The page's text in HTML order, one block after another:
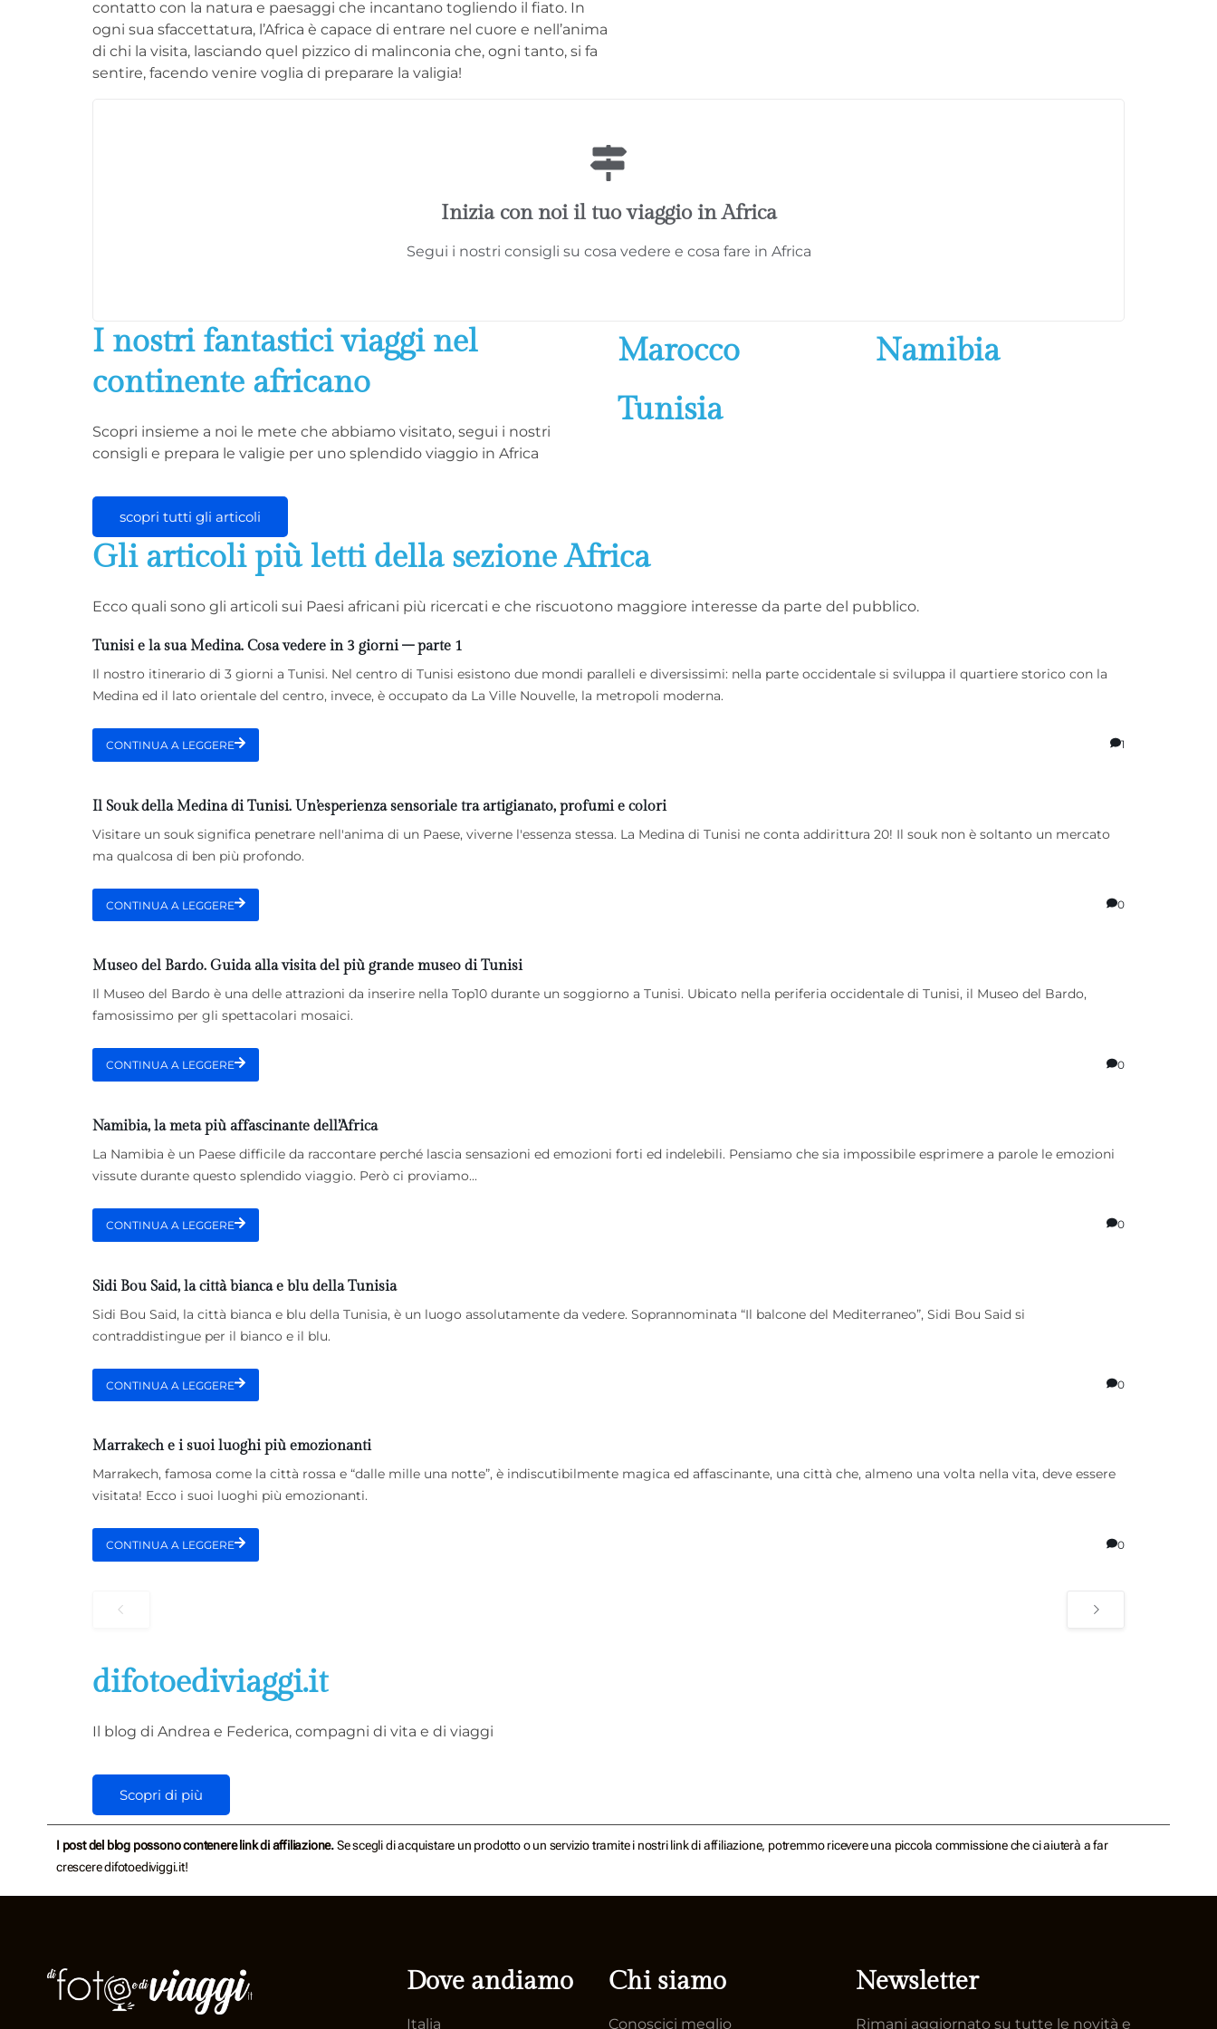
contatto con la natura e paesaggi che incantano togliendo il fiato. In
ogni sua sfaccettatura, l’Africa è capace di entrare nel cuore e nell’anima
di chi la visita, lasciando quel pizzico di malinconia che, ogni tanto, si fa
sentire, facendo venire voglia di preparare la valigia!
Inizia con noi il tuo viaggio in Africa
Segui i nostri consigli su cosa vedere e cosa fare in Africa
I nostri fantastici viaggi nel
continente africano
Scopri insieme a noi le mete che abbiamo visitato, segui i nostri
consigli e prepara le valigie per uno splendido viaggio in Africa
scopri tutti gli articoli
Marocco
Namibia
Tunisia
Gli articoli più letti della sezione Africa
Ecco quali sono gli articoli sui Paesi africani più ricercati e che riscuotono maggiore interesse da parte del pubblico.
Tunisi e la sua Medina. Cosa vedere in 3 giorni – parte 1
Il nostro itinerario di 3 giorni a Tunisi. Nel centro di Tunisi esistono due mondi paralleli e diversissimi: nella parte occidentale si sviluppa il quartiere storico con la
Medina ed il lato orientale del centro, invece, è occupato da La Ville Nouvelle, la metropoli moderna.
CONTINUA A LEGGERE 1
Il Souk della Medina di Tunisi. Un’esperienza sensoriale tra artigianato, profumi e colori
Visitare un souk significa penetrare nell'anima di un Paese, viverne l'essenza stessa. La Medina di Tunisi ne conta addirittura 20! Il souk non è soltanto un mercato
ma qualcosa di ben più profondo.
CONTINUA A LEGGERE 0
Museo del Bardo. Guida alla visita del più grande museo di Tunisi
Il Museo del Bardo è una delle attrazioni da inserire nella Top10 durante un soggiorno a Tunisi. Ubicato nella periferia occidentale di Tunisi, il Museo del Bardo,
famosissimo per gli spettacolari mosaici.
CONTINUA A LEGGERE 0
Namibia, la meta più affascinante dell’Africa
La Namibia è un Paese difficile da raccontare perché lascia sensazioni ed emozioni forti ed indelebili. Pensiamo che sia impossibile esprimere a parole le emozioni
vissute durante questo splendido viaggio. Però ci proviamo...
CONTINUA A LEGGERE 0
Sidi Bou Said, la città bianca e blu della Tunisia
Sidi Bou Said, la città bianca e blu della Tunisia, è un luogo assolutamente da vedere. Soprannominata “Il balcone del Mediterraneo”, Sidi Bou Said si
contraddistingue per il bianco e il blu.
CONTINUA A LEGGERE 0
Marrakech e i suoi luoghi più emozionanti
Marrakech, famosa come la città rossa e “dalle mille una notte”, è indiscutibilmente magica ed affascinante, una città che, almeno una volta nella vita, deve essere
visitata! Ecco i suoi luoghi più emozionanti.
CONTINUA A LEGGERE 0
difotoediviaggi.it
Il blog di Andrea e Federica, compagni di vita e di viaggi
Scopri di più
I post del blog possono contenere link di affiliazione.Se scegli di acquistare un prodotto o un servizio tramite i nostri link di affiliazione, potremmo ricevere una piccola commissione che ci aiuterà a far
crescere difotoediviggi.it!
Dove andiamo
Italia
Chi siamo
Conoscici meglio
Newsletter
Rimani aggiornato su tutte le novità e